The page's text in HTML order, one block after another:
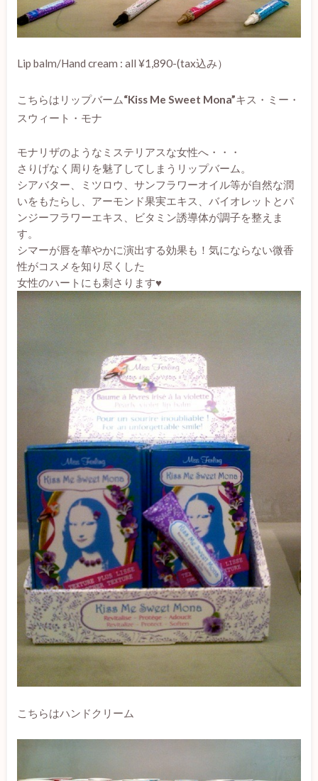
Lip balm/Hand cream : all ¥1,890-(tax込み）
こちらはリップバーム“Kiss Me Sweet Mona”キス・ミー・
スウィート・モナ
モナリザのようなミステリアスな女性へ・・・
さりげなく周りを魅了してしまうリップバーム。
シアバター、ミツロウ、サンフラワーオイル等が自然な潤
いをもたらし、アーモンド果実エキス、バイオレットとパ
ンジーフラワーエキス、ビタミン誘導体が調子を整えま
す。
シマーが唇を華やかに演出する効果も！気にならない微香
性がコスメを知り尽くした
女性のハートにも刺さります♥
こちらはハンドクリーム